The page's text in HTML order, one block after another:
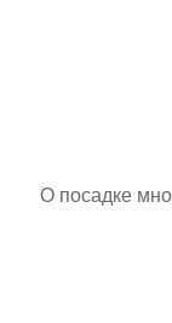
О посадке